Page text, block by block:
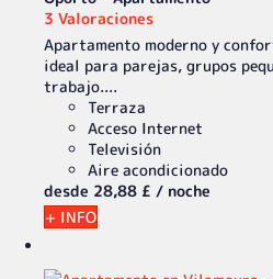
3 Valoraciones
Apartamento moderno y
ideal para parejas, grupos
trabajo....
Terraza
Acceso Internet
Televisión
Aire acondicionado
desde 28,88 £ / noche
+ INFO